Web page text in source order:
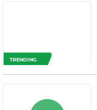
TRENDING